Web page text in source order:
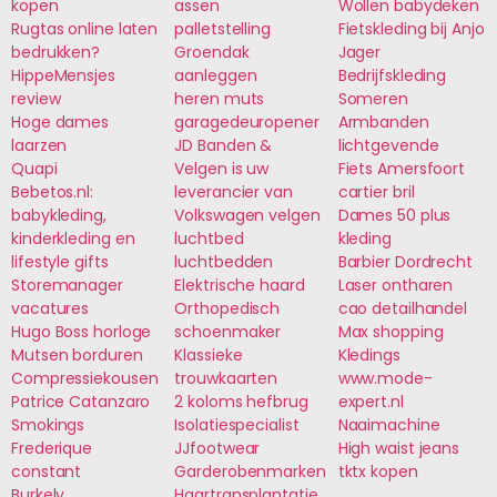
kopen
Rugtas online laten
bedrukken?
HippeMensjes
review
Hoge dames
laarzen
Quapi
Bebetos.nl:
babykleding,
kinderkleding en
lifestyle gifts
Storemanager
vacatures
Hugo Boss horloge
Mutsen borduren
Compressiekousen
Patrice Catanzaro
Smokings
Frederique
constant
assen
palletstelling
Groendak
aanleggen
heren muts
garagedeuropener
JD Banden &
Velgen is uw
leverancier van
Volkswagen velgen
luchtbed
luchtbedden
Elektrische haard
Orthopedisch
schoenmaker
Klassieke
trouwkaarten
2 koloms hefbrug
Isolatiespecialist
JJfootwear
Garderobenmarken
Wollen babydeken
Fietskleding bij Anjo
Jager
Bedrijfskleding
Someren
Armbanden
lichtgevende
Fiets Amersfoort
cartier bril
Dames 50 plus
kleding
Barbier Dordrecht
Laser ontharen
cao detailhandel
Max shopping
Kledings
www.mode-
expert.nl
Naaimachine
High waist jeans
tktx kopen